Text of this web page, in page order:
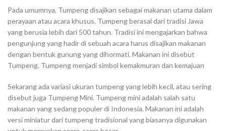
Pada umumnya, Tumpeng disajikan sebagai makanan utama dalam
perayaan atau acara khusus. Tumpeng berasal dari tradisi Jawa
yang berusia lebih dari 500 tahun. Tradisi ini mengajarkan bahwa
pengunjung yang hadir di sebuah acara harus disajikan makanan
dengan bentuk gunung yang dihormati. Makanan ini disebut
Tumpeng. Tumpeng menjadi simbol kemakmuran dan kemajuan
Sekarang ada variasi ukuran tumpeng yang lebih kecil, atau sering
disebut juga Tumpeng Mini. Tumpeng mini adalah salah satu
makanan yang sedang populer di Indonesia. Makanan ini adalah
versi miniatur dari tumpeng tradisional yang biasanya digunakan